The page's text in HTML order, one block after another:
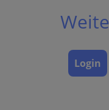
Klassifikation
Login